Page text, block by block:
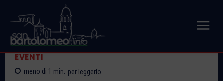
EVENTI
meno di 1 min. per leggerlo